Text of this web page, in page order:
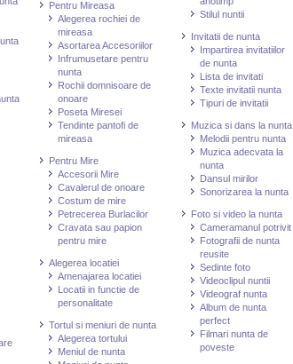
Pentru Mireasa
Alegerea rochiei de
mireasa
Asortarea Accesoriilor
Infrumusetare pentru
nunta
Rochii domnisoare de
onoare
Poseta Miresei
Tendinte pantofi de
mireasa
Pentru Mire
Accesorii Mire
Cavalerul de onoare
Costum de mire
Petrecerea Burlacilor
Cravata sau papion
pentru mire
Alegerea locatiei
Amenajarea locatiei
Locatii in functie de
personalitate
Tortul si meniuri de nunta
Alegerea tortului
Meniul de nunta
Stilul nuntii
Invitatii de nunta
Impartirea invitatiilor
de nunta
Lista de invitati
Texte invitatii nunta
Tipuri de invitatii
Muzica si dans la nunta
Melodii pentru nunta
Muzica adecvata la
nunta
Dansul mirilor
Sonorizarea la nunta
Foto si video la nunta
Cameramanul potrivit
Fotografii de nunta
reusite
Sedinte foto
Videoclipul nuntii
Videograf nunta
Album de nunta
perfect
Filmari nunta de
poveste